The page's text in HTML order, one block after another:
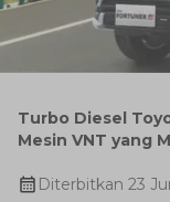
Turbo Diesel
Mesin VNT yang
Diterbitkan 23